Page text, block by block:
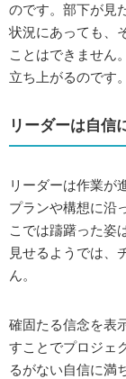
のです。部下が見
状況にあっても、
ことはできません
立ち上がるのです。
リーダーは自信
リーダーは作業が
プランや構想に沿
こでは躊躇った姿
見せるようでは、
ん。
確固たる信念を表
すことでプロジェ
るがない自信に満